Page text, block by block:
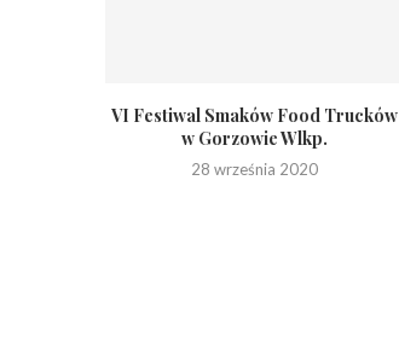
VI Festiwal Smaków Food Trucków
w Gorzowie Wlkp.
28 września 2020